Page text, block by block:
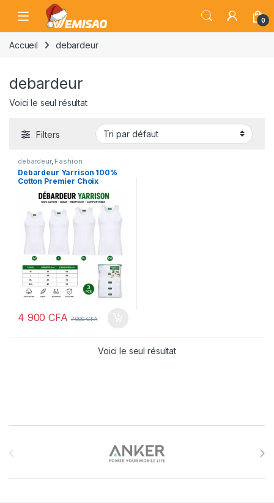
Skip to navigation
Skip to content
Open 0
Accueil debardeur
debardeur
Voici le seul résultat
Filters
debardeur, Fashion
Debardeur Yarrison 100%
Cotton Premier Choix
4 900CFA 7 000CFA
Voici le seul résultat